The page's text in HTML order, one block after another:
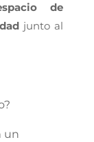
de
junto al
un